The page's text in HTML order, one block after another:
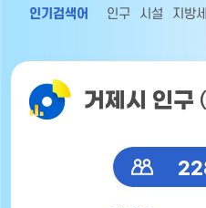
인기검색어 인구 시설 지방세
거제시 인구